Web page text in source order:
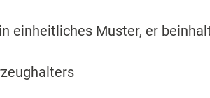
einheitliches Muster, er